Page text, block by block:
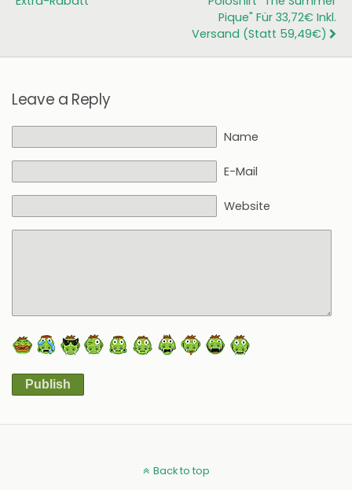
Pique" Für 33,72€ Inkl.
Versand (statt 59,49€)
Leave a Reply
Name
E-Mail
Website
Publish
Back to top